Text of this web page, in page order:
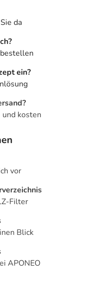
da
ein?
kosten
vor
Filter
Blick
APONEO